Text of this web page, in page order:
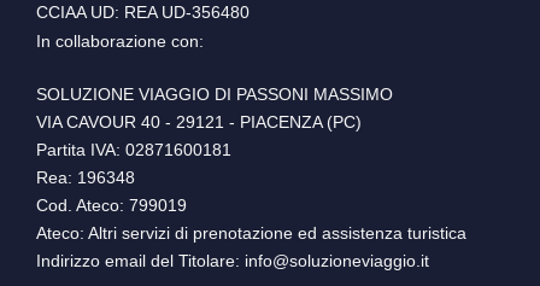
CCIAA UD: REA UD-356480
In collaborazione con:
SOLUZIONE VIAGGIO DI PASSONI MASSIMO
VIA CAVOUR 40 - 29121 - PIACENZA (PC)
Partita IVA: 02871600181
Rea: 196348
Cod. Ateco: 799019
Ateco: Altri servizi di prenotazione ed assistenza turistica
Indirizzo email del Titolare: info@soluzioneviaggio.it